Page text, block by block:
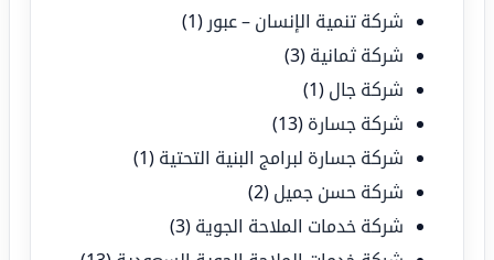
شركة تنمية الإنسان – عبور (1)
شركة ثمانية (3)
شركة جال (1)
شركة جسارة (13)
شركة جسارة لبرامج البنية التحتية (1)
شركة حسن جميل (2)
شركة خدمات الملاحة الجوية (3)